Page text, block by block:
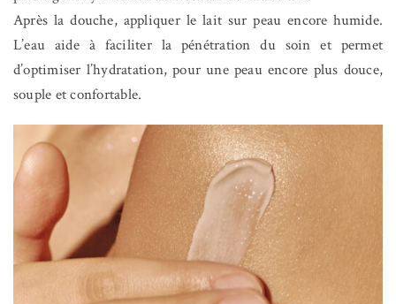
Après la douche, appliquer le lait sur peau encore humide.
L’eau aide à faciliter la pénétration du soin et permet
d’optimiser l’hydratation, pour une peau encore plus douce,
souple et confortable.